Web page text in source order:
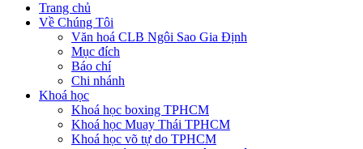
Trang chủ
Về Chúng Tôi
Văn hoá CLB Ngôi Sao Gia Định
Mục đích
Báo chí
Chi nhánh
Khoá học
Khoá học boxing TPHCM
Khoá học Muay Thái TPHCM
Khoá học võ tự do TPHCM